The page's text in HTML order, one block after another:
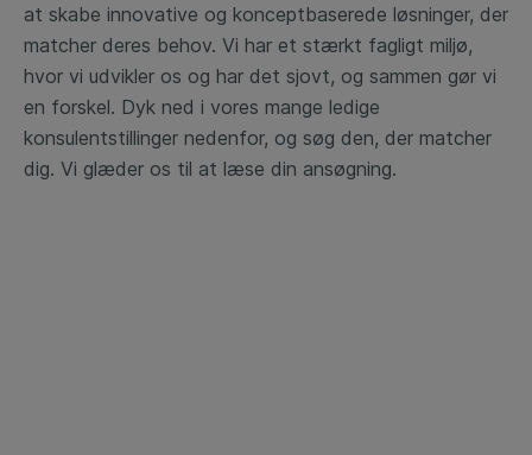
at skabe innovative og konceptbaserede løsninger, der
matcher deres behov. Vi har et stærkt fagligt miljø,
hvor vi udvikler os og har det sjovt, og sammen gør vi
en forskel. Dyk ned i vores mange ledige
konsulentstillinger nedenfor, og søg den, der matcher
dig. Vi glæder os til at læse din ansøgning.